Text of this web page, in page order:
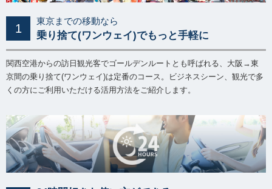
1
東京までの移動なら
乗り捨て(ワンウェイ)でもっと手軽に
関西空港からの訪日観光客でゴールデンルートとも呼ばれる、大阪→東
京間の乗り捨て(ワンウェイ)は定番のコース。ビジネスシーン、観光で多
くの方にご利用いただける活用方法をご紹介します。